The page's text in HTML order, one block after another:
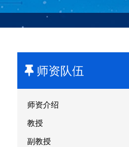
师资队伍
师资介绍
教授
副教授